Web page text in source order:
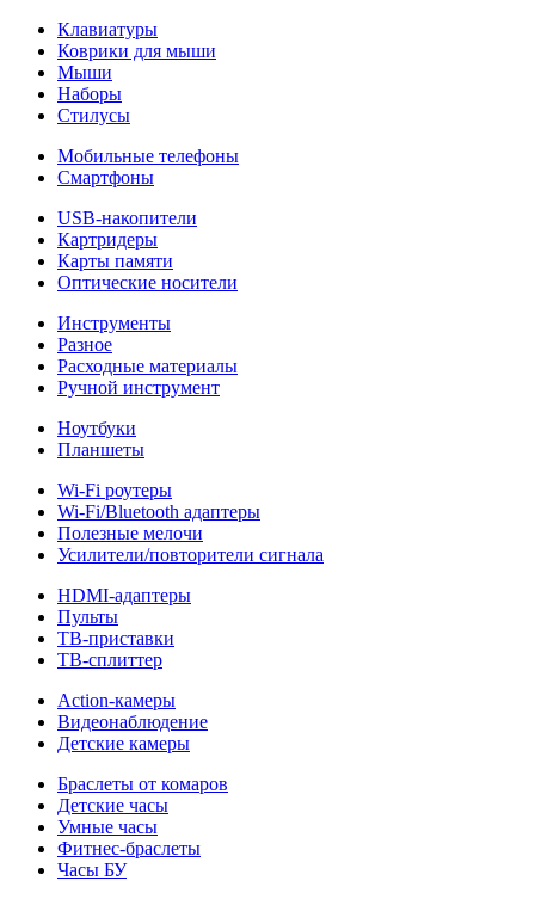
Клавиатуры
Коврики для мыши
Мыши
Наборы
Стилусы
Мобильные телефоны
Смартфоны
USB-накопители
Картридеры
Карты памяти
Оптические носители
Инструменты
Разное
Расходные материалы
Ручной инструмент
Ноутбуки
Планшеты
Wi-Fi роутеры
Wi-Fi/Bluetooth адаптеры
Полезные мелочи
Усилители/повторители сигнала
HDMI-адаптеры
Пульты
ТВ-приставки
ТВ-сплиттер
Action-камеры
Видеонаблюдение
Детские камеры
Браслеты от комаров
Детские часы
Умные часы
Фитнес-браслеты
Часы БУ